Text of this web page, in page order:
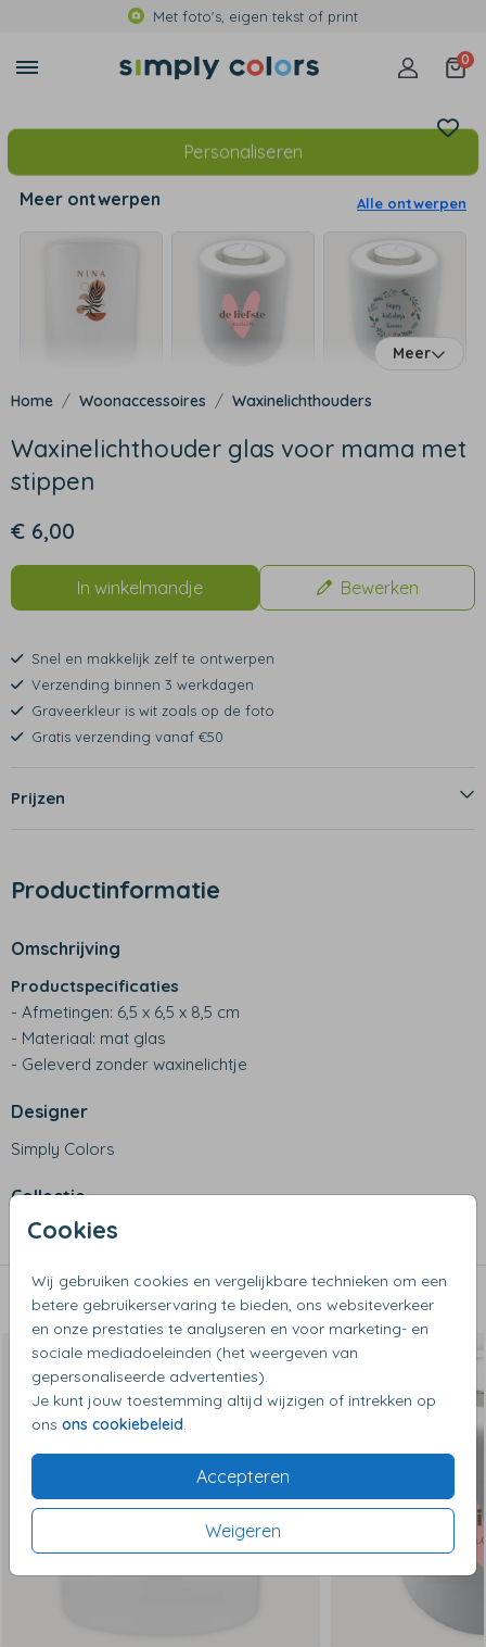
Met foto's, eigen tekst of print
0
Cookies
Wij gebruiken cookies en vergelijkbare technieken om een
betere gebruikerservaring te bieden, ons websiteverkeer
en onze prestaties te analyseren en voor marketing- en
sociale mediadoeleinden (het weergeven van
gepersonaliseerde advertenties).
Je kunt jouw toestemming altijd wijzigen of intrekken op
ons ons cookiebeleid
Accepteren
Weigeren
Personaliseren
Meer ontwerpen Alle ontwerpen
Meer
Woonaccessoires Waxinelichthouders
Waxinelichthouder glas voor mama met
stippen
€ 6,00
In winkelmandje Bewerken
Snel en makkelijk zelf te ontwerpen
Verzending binnen 3 werkdagen
Graveerkleur is wit zoals op de foto
Gratis verzending vanaf €50
Prijzen
Productinformatie
Omschrijving
Productspecificaties
- Afmetingen: 6,5 x 6,5 x 8,5 cm
- Materiaal: mat glas
- Geleverd zonder waxinelichtje
Designer
Simply Colors
Collectie
Waxinelichthouders
Dit vind je misschien ook leuk